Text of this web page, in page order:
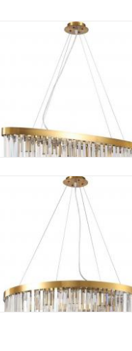
Люстра Stilfort Venecia
2113/03/06P
33 061 руб.
Люстра Stilfort Venecia
2113/03/12P
59 938 руб.